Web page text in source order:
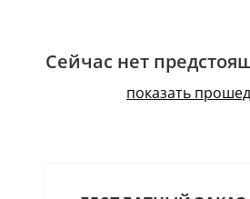
Сейчас нет
показать